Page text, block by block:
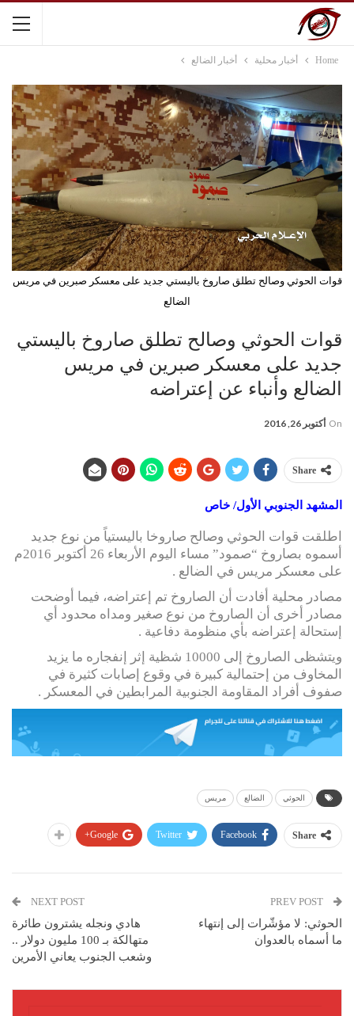
Home أخبار محلية أخبار الضالع
قوات الحوثي وصالح تطلق صاروخ باليستي جديد على معسكر صبرين في مريس
الضالع
قوات الحوثي وصالح تطلق صاروخ باليستي
جديد على معسكر صبرين في مريس
الضالع وأنباء عن إعتراضه
On أكتوبر 26, 2016
Share
المشهد الجنوبي الأول/ خاص
اطلقت قوات الحوثي وصالح صاروخا باليستياً من نوع جديد
أسموه بصاروخ “صمود” مساء اليوم الأربعاء 26 أكتوبر 2016م
على معسكر مريس في الضالع .
مصادر محلية أفادت أن الصاروخ تم إعتراضه، فيما أوضحت
مصادر أخرى أن الصاروخ من نوع صغير ومداه محدود أي
إستحالة إعتراضه بأي منظومة دفاعية .
ويتشظى الصاروخ إلى 10000 شظية إثر إنفجاره ما يزيد
المخاوف من إحتمالية كبيرة في وقوع إصابات كثيرة في
صفوف أفراد المقاومة الجنوبية المرابطين في المعسكر .
الحوثي الضالع مريس
Share
Facebook
Twitter
Google+
الحوثي: لا مؤشّرات إلى إنتهاء
ما أسماه بالعدوان
NEXT POST
هادي ونجله يشترون طائرة
متهالكة بـ 100 مليون دولار ..
وشعب الجنوب يعاني الأمرين